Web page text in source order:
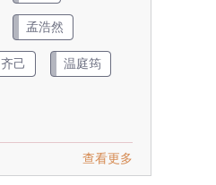
孟浩然
齐己 温庭筠
查看更多